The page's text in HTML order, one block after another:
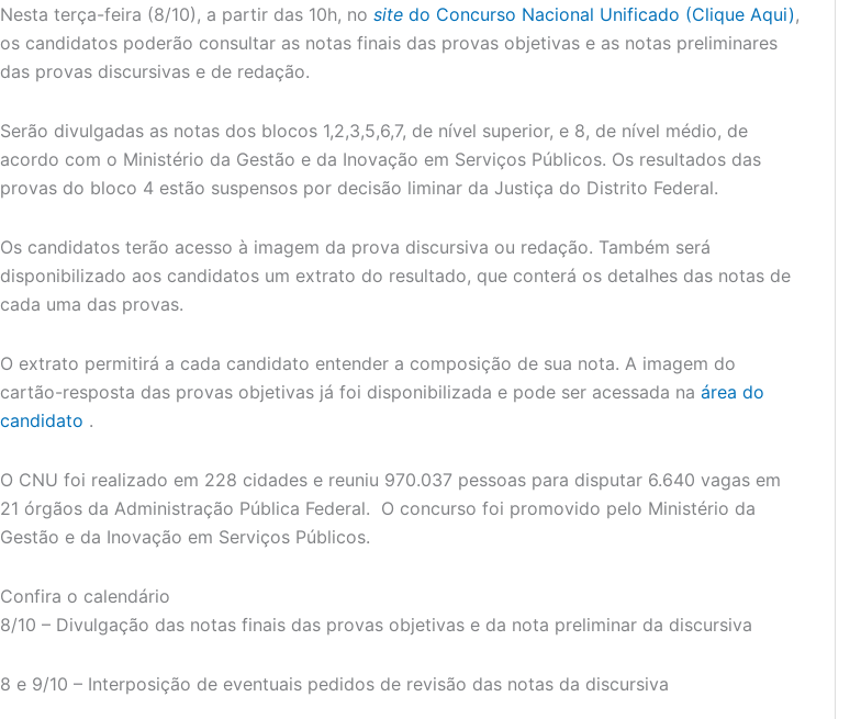
Nesta terça-feira (8/10), a partir das 10h, no site do Concurso Nacional Unificado (Clique Aqui) ,
os candidatos poderão consultar as notas finais das provas objetivas e as notas preliminares
das provas discursivas e de redação.
Serão divulgadas as notas dos blocos 1,2,3,5,6,7, de nível superior, e 8, de nível médio, de
acordo com o Ministério da Gestão e da Inovação em Serviços Públicos. Os resultados das
provas do bloco 4 estão suspensos por decisão liminar da Justiça do Distrito Federal.
Os candidatos terão acesso à imagem da prova discursiva ou redação. Também será
disponibilizado aos candidatos um extrato do resultado, que conterá os detalhes das notas de
cada uma das provas.
O extrato permitirá a cada candidato entender a composição de sua nota. A imagem do
cartão-resposta das provas objetivas já foi disponibilizada e pode ser acessada na área do
candidato .
O CNU foi realizado em 228 cidades e reuniu 970.037 pessoas para disputar 6.640 vagas em
21 órgãos da Administração Pública Federal. O concurso foi promovido pelo Ministério da
Gestão e da Inovação em Serviços Públicos.
Confira o calendário
8/10 – Divulgação das notas finais das provas objetivas e da nota preliminar da discursiva
8 e 9/10 – Interposição de eventuais pedidos de revisão das notas da discursiva